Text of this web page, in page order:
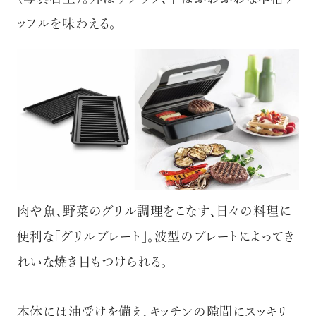
ッフルを味わえる。
肉や魚、野菜のグリル調理をこなす、日々の料理に
便利な「グリルプレート」。波型のプレートによってき
れいな焼き目もつけられる。